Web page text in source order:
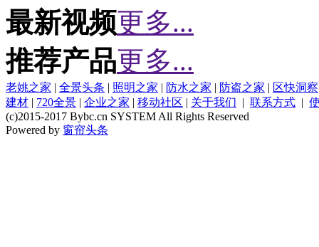
最新视频更多...
推荐产品更多...
老姚之家 | 全景头条 | 照明之家 | 防水之家 | 防盗之家 | 区快洞察
建材 | 720全景 | 企业之家 | 移动社区 | 关于我们 | 联系方式 |
(c)2015-2017 Bybc.cn SYSTEM All Rights Reserved
Powered by 窗帘头条